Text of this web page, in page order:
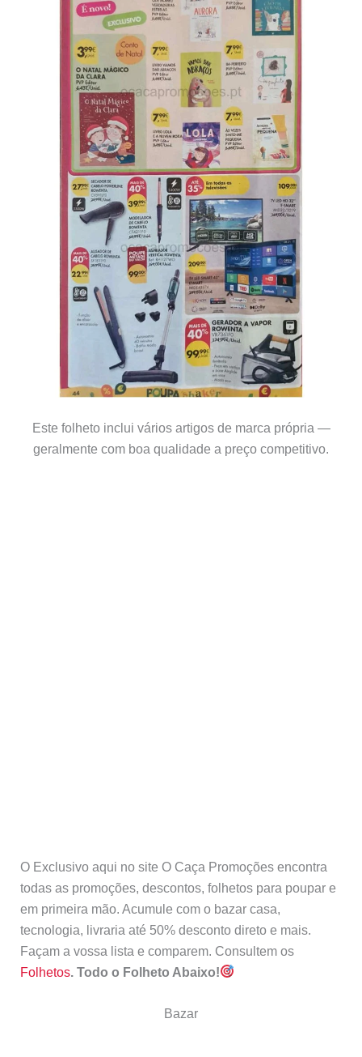
Este folheto inclui vários artigos de marca própria —
geralmente com boa qualidade a preço competitivo.
O Exclusivo aqui no site O Caça Promoções encontra
todas as promoções, descontos, folhetos para poupar e
em primeira mão. Acumule com o bazar casa,
tecnologia, livraria até 50% desconto direto e mais.
Façam a vossa lista e comparem. Consultem os
Folhetos. Todo o Folheto Abaixo!
Bazar